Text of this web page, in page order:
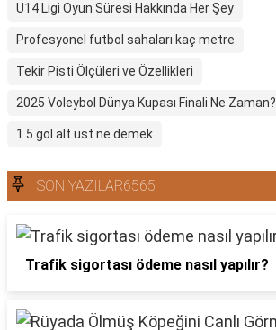
U14 Ligi Oyun Süresi Hakkında Her Şey
Profesyonel futbol sahaları kaç metre
Tekir Pisti Ölçüleri ve Özellikleri
2025 Voleybol Dünya Kupası Finali Ne Zaman?
1.5 gol alt üst ne demek
SON YAZILAR6565
Trafik sigortası ödeme nasıl yapılır?